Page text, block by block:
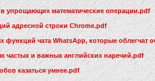
упрощающих математические операции.pdf
адресной строки Chrome.pdf
функций чата WhatsApp, которые облегчат
частых и важных английских наречий.pdf
казаться умнее.pdf